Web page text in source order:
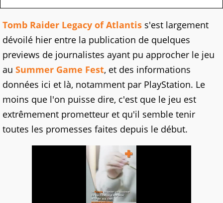
Tomb Raider Legacy of Atlantis s'est largement
dévoilé hier entre la publication de quelques
previews de journalistes ayant pu approcher le jeu
au Summer Game Fest, et des informations
données ici et là, notamment par PlayStation. Le
moins que l'on puisse dire, c'est que le jeu est
extrêmement prometteur et qu'il semble tenir
toutes les promesses faites depuis le début.